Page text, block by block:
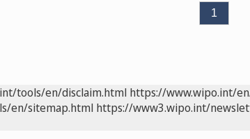
1
tools/en/disclaim.html https://www.wipo.int/
en/sitemap.html https://www3.wipo.int/